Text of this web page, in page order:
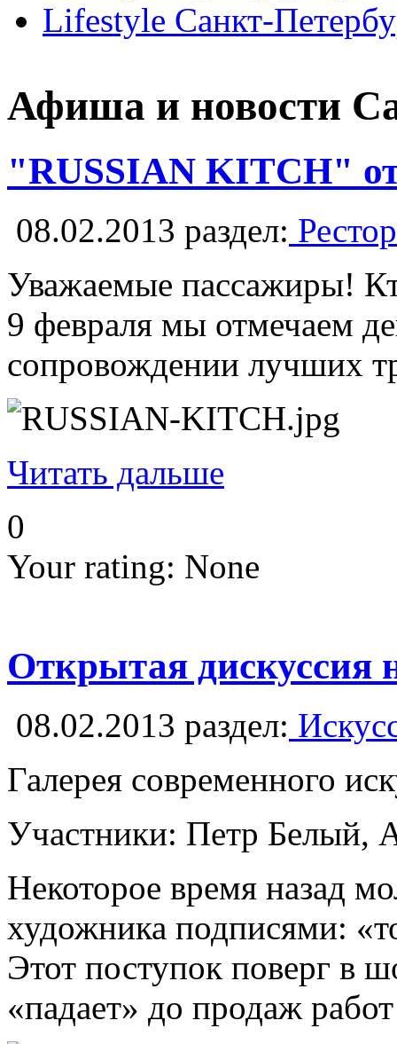
Lifestyle Санкт-
Афиша и новости
"RUSSIAN KITCH"
08.02.2013 раздел:
Уважаемые пассажиры!
9 февраля мы отмечаем
сопровождении лучших
Читать дальше
0
Your rating: None
Открытая дискуссия
08.02.2013 раздел:
Галерея современного
Участники: Петр Белый,
Некоторое время назад
художника подписями:
Этот поступок поверг в
«падает» до продаж